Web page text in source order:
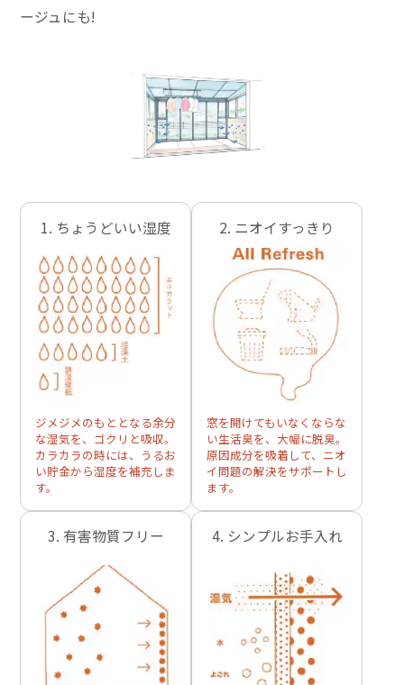
ージュにも!
1. ちょうどいい湿度
ジメジメのもととなる余分
な湿気を、ゴクリと吸収。
カラカラの時には、うるお
い貯金から湿度を補充しま
す。
2. ニオイすっきり
窓を開けてもいなくならな
い生活臭を、大幅に脱臭。
原因成分を吸着して、ニオ
イ問題の解決をサポートし
ます。
3. 有害物質フリー 4. シンプルお手入れ